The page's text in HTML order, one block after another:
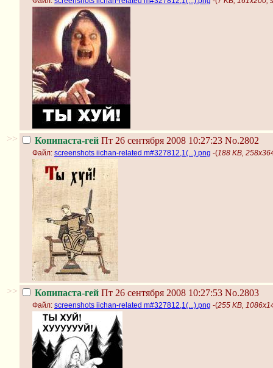
>> Копипаста-гей Пт 26 сентября 2008 10:27:23 No.2802
Файл: screenshots iichan-related m#327812,1(...).png -(188 KB,
>> Копипаста-гей Пт 26 сентября 2008 10:27:53 No.2803
Файл: screenshots iichan-related m#327812,1(...).png -(255 KB,